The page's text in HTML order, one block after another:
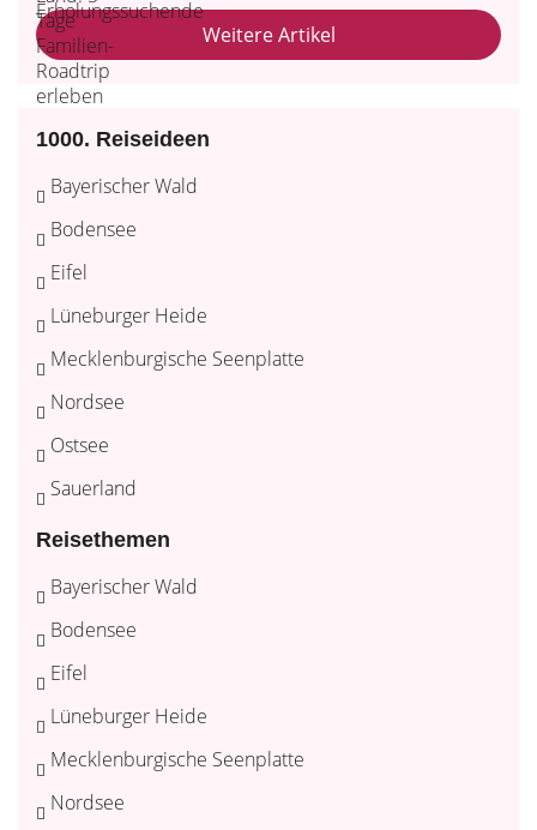
Weitere Artikel
1000. Reiseideen
Bayerischer Wald
Bodensee
Eifel
Lüneburger Heide
Mecklenburgische Seenplatte
Nordsee
Ostsee
Sauerland
Reisethemen
Bayerischer Wald
Bodensee
Eifel
Lüneburger Heide
Mecklenburgische Seenplatte
Nordsee